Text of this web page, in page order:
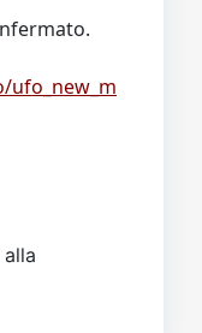
ufo_new_m